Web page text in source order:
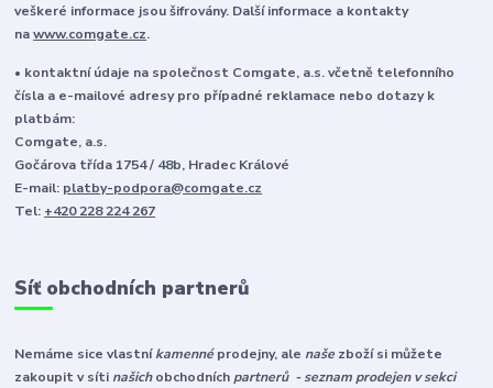
veškeré informace jsou šifrovány. Další informace a kontakty
nawww.comgate.cz.
• kontaktní údaje na společnost Comgate, a.s. včetně telefonního
čísla a e-mailové adresy pro případné reklamace nebo dotazy k
platbám:
Comgate, a.s.
Gočárova třída 1754 / 48b, Hradec Králové
E-mail: platby-podpora@comgate.cz
Tel: +420 228 224 267
Síť obchodních partnerů
Nemáme sice vlastníkamennéprodejny, ale naše zboží si můžete
zakoupit v síti našichobchodníchpartnerů - seznam prodejen v sekci